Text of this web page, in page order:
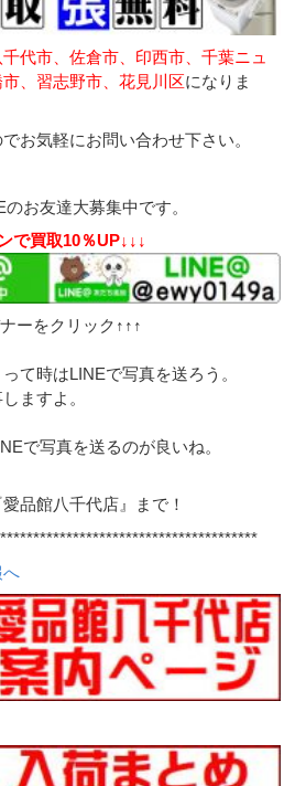
千代市、佐倉市、印西市、千葉ニュ
、習志野市、花見川区になりま
お気軽にお問い合わせ下さい。
お友達大募集中です。
で買取10％UP↓↓↓
ーをクリック↑↑↑
て時はLINEで写真を送ろう。
ますよ。
で写真を送るのが良いね。
品館八千代店』まで！
へ